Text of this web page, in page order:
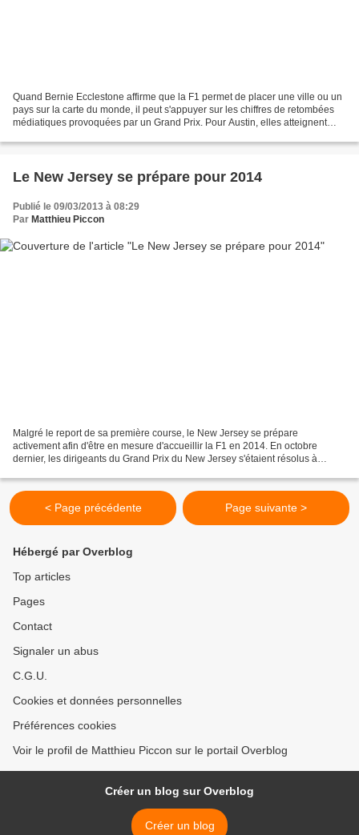
Quand Bernie Ecclestone affirme que la F1 permet de placer une ville ou un
pays sur la carte du monde, il peut s'appuyer sur les chiffres de retombées
médiatiques provoquées par un Grand Prix. Pour Austin, elles atteignent
Le New Jersey se prépare pour 2014
Publié le 09/03/2013 à 08:29
Par Matthieu Piccon
Malgré le report de sa première course, le New Jersey se prépare
activement afin d'être en mesure d'accueillir la F1 en 2014. En octobre
dernier, les dirigeants du Grand Prix du New Jersey s'étaient résolus à
< Page précédente Page suivante >
Hébergé par Overblog
Top articles
Pages
Contact
Signaler un abus
C.G.U.
Cookies et données personnelles
Préférences cookies
Voir le profil de Matthieu Piccon sur le portail Overblog
Créer un blog sur Overblog
Créer un blog